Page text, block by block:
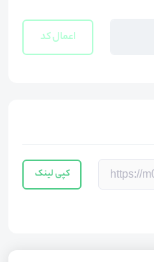
کپی لینک
اعمال کد